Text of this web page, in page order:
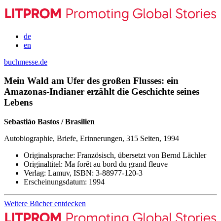
de
en
buchmesse.de
Mein Wald am Ufer des großen Flusses: ein
Amazonas-Indianer erzählt die Geschichte seines
Lebens
Sebastiào Bastos / Brasilien
Autobiographie, Briefe, Erinnerungen, 315 Seiten, 1994
Originalsprache: Französisch, übersetzt von Bernd Lächler
Originaltitel: Ma forêt au bord du grand fleuve
Verlag: Lamuv, ISBN: 3-88977-120-3
Erscheinungsdatum: 1994
Weitere Bücher entdecken